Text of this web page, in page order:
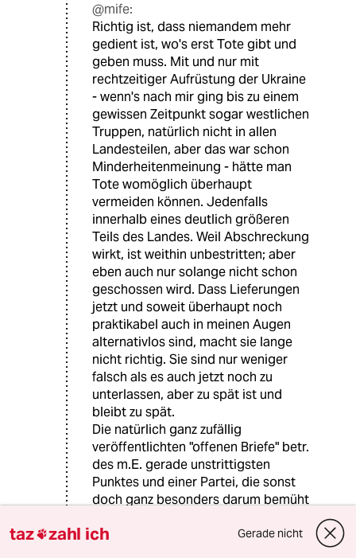
@mife:
Richtig ist, dass niemandem mehr
gedient ist, wo's erst Tote gibt und
geben muss. Mit und nur mit
rechtzeitiger Aufrüstung der Ukraine
- wenn's nach mir ging bis zu einem
gewissen Zeitpunkt sogar westlichen
Truppen, natürlich nicht in allen
Landesteilen, aber das war schon
Minderheitenmeinung - hätte man
Tote womöglich überhaupt
vermeiden können. Jedenfalls
innerhalb eines deutlich größeren
Teils des Landes. Weil Abschreckung
wirkt, ist weithin unbestritten; aber
eben auch nur solange nicht schon
geschossen wird. Dass Lieferungen
jetzt und soweit überhaupt noch
praktikabel auch in meinen Augen
alternativlos sind, macht sie lange
nicht richtig. Sie sind nur weniger
falsch als es auch jetzt noch zu
unterlassen, aber zu spät ist und
bleibt zu spät.
Die natürlich ganz zufällig
veröffentlichten "offenen Briefe" betr.
des m.E. gerade unstrittigsten
Punktes und einer Partei, die sonst
doch ganz besonders darum bemüht
halt ich für ein recht billiges
taz zahl ich Gerade nicht